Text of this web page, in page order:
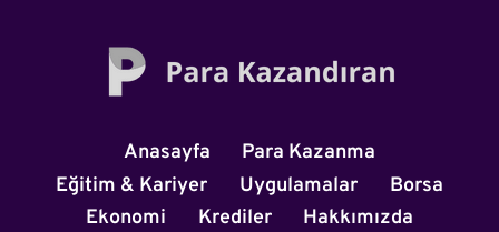
Anasayfa
Para Kazanma
Eğitim & Kariyer
Uygulamalar
Borsa
Ekonomi
Krediler Hakkımızda